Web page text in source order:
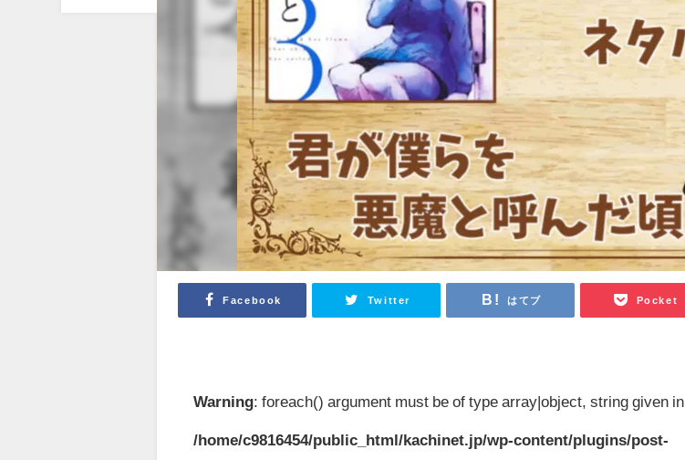
Facebook Twitter はてブ Pocket
Warning: foreach() argument must be of type array|object, string given in
/home/c9816454/public_html/kachinet.jp/wp-content/plugins/post-